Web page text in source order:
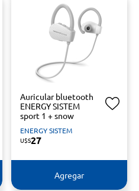
Auricular bluetooth
ENERGY SISTEM
sport 1 + snow
ENERGY SISTEM
U$S27
Agregar